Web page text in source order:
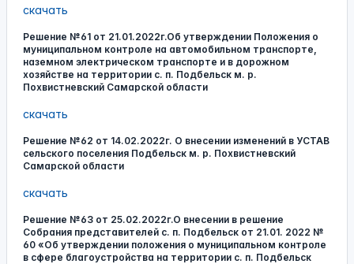
скачать
Решение №61 от 21.01.2022г.Об утверждении Положения о
муниципальном контроле на автомобильном транспорте,
наземном электрическом транспорте и в дорожном
хозяйстве на территории с. п. Подбельск м. р.
Похвистневский Самарской области
скачать
Решение №62 от 14.02.2022г. О внесении изменений в УСТАВ
сельского поселения Подбельск м. р. Похвистневский
Самарской области
скачать
Решение №63 от 25.02.2022г.О внесении в решение
Собрания представителей с. п. Подбельск от 21.01. 2022 №
60 «Об утверждении положения о муниципальном контроле
в сфере благоустройства на территории с. п. Подбельск